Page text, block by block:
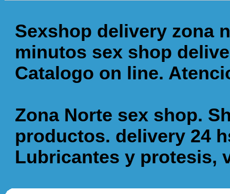
Sexshop delivery zona
minutos sex shop
Catalogo on line.
Zona Norte sex shop.
productos. delivery 24
Lubricantes y protesis,